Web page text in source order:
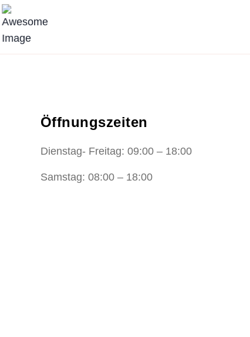
Öffnungszeiten
Dienstag- Freitag: 09:00 – 18:00
Samstag: 08:00 – 18:00